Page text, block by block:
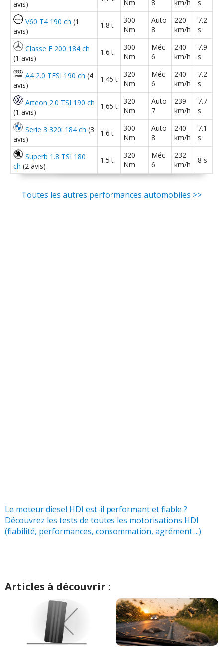
avis) Nm 8 km/h
s
V60 T4 190 ch (1
avis)
1.8 t
300
Nm
Auto
8
220
km/h
7.2
s
Classe E 200 184 ch
(1 avis)
1.6 t
300
Nm
Méc
6
240
km/h
7.9
s
A4 2.0 TFSI 190 ch (4
avis)
1.45 t
320
Nm
Méc
6
240
km/h
7.2
s
Arteon 2.0 TSI 190 ch
(1 avis)
1.65 t
320
Nm
Auto
7
239
km/h
7.7
s
Serie 3 320i 184 ch (3
avis)
1.6 t
300
Nm
Auto
8
240
km/h
7.1
s
Superb 1.8 TSI 180
ch (2 avis)
1.5 t
320
Nm
Méc
6
232
km/h
8 s
Toutes les autres performances automobiles >>
Le moteur diesel HDI est-il performant et fiable ?
Découvrez les tests de toutes les motorisations HDI
(fiabilité, performances, consommation, agrément ...)
Articles à découvrir :